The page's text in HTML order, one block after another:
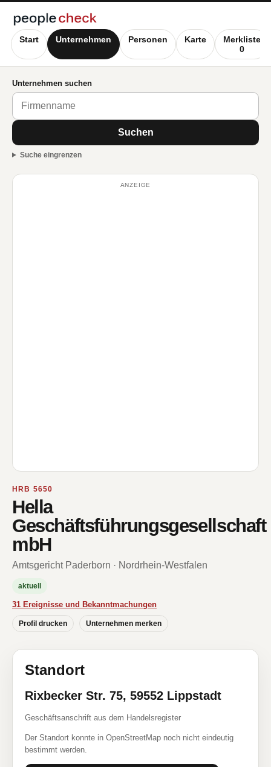
Start Unternehmen Personen Karte
Merkliste
0
Unternehmen suchen
Suchen
Suche eingrenzen
ANZEIGE
HRB 5650
Hella
Geschäftsführungsgesellschaft
mbH
Amtsgericht Paderborn · Nordrhein-Westfalen
aktuell
31 Ereignisse und Bekanntmachungen
Profil drucken Unternehmen merken
Standort
Rixbecker Str. 75, 59552 Lippstadt
Geschäftsanschrift aus dem Handelsregister
Der Standort konnte in OpenStreetMap noch nicht eindeutig
bestimmt werden.